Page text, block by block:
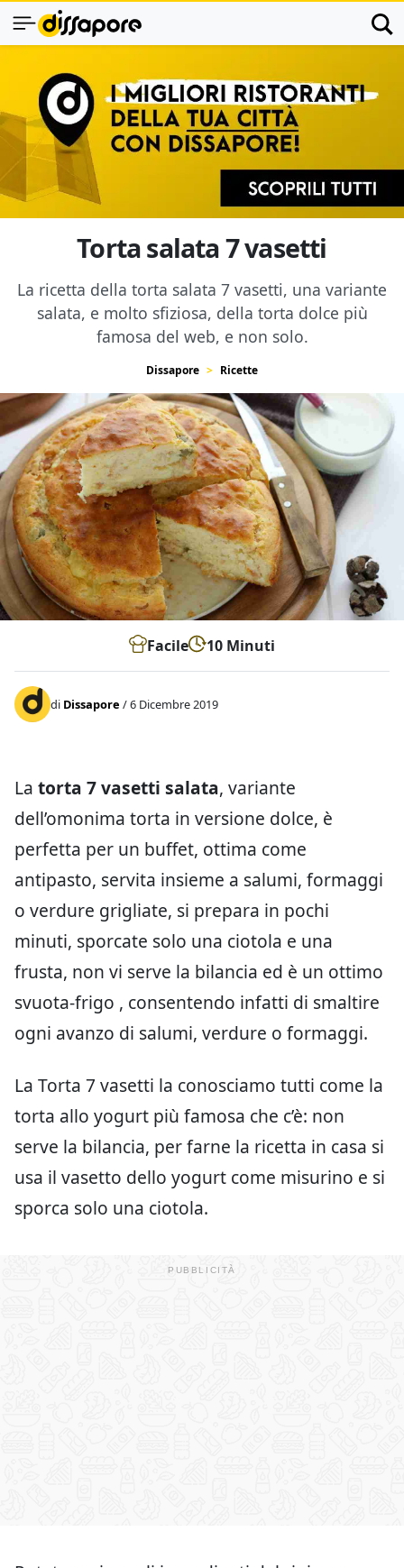
Torta salata 7 vasetti
La ricetta della torta salata 7 vasetti, una variante
salata, e molto sfiziosa, della torta dolce più
famosa del web, e non solo.
Dissapore Ricette
Facile 10 Minuti
di Dissapore / 6 Dicembre 2019
La torta 7 vasetti salata, variante
dell’omonima torta in versione dolce, è
perfetta per un buffet, ottima come
antipasto, servita insieme a salumi, formaggi
o verdure grigliate, si prepara in pochi
minuti, sporcate solo una ciotola e una
frusta, non vi serve la bilancia ed è un ottimo
svuota-frigo , consentendo infatti di smaltire
ogni avanzo di salumi, verdure o formaggi.
La Torta 7 vasetti la conosciamo tutti come la
torta allo yogurt più famosa che c’è: non
serve la bilancia, per farne la ricetta in casa si
usa il vasetto dello yogurt come misurino e si
sporca solo una ciotola.